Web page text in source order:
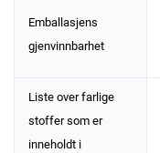
Emballasjens
gjenvinnbarhet
Liste over farlige
stoffer som er
inneholdt i